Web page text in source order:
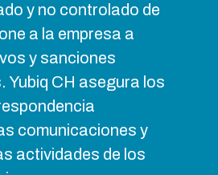
y no controlado de
a la empresa a
y sanciones
Yubiq CH asegura los
comunicaciones y
actividades de los